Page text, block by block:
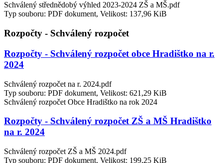
Schválený střednědobý výhled 2023-2024 ZŠ a MŠ.pdf
Typ souboru: PDF dokument, Velikost: 137,96 KiB
Rozpočty - Schválený rozpočet
Rozpočty - Schválený rozpočet obce Hradištko na r.
2024
Schválený rozpočet na r. 2024.pdf
Typ souboru: PDF dokument, Velikost: 621,29 KiB
Schválený rozpočet Obce Hradištko na rok 2024
Rozpočty - Schválený rozpočet ZŠ a MŠ Hradištko
na r. 2024
Schválený rozpočet ZŠ a MŠ 2024.pdf
Typ souboru: PDF dokument, Velikost: 199,25 KiB